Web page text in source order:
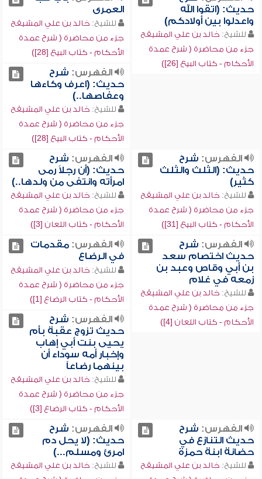
حديث: (اتقوا الله
واعدلوا بين أولادكم)
للشيخ: خالد بن علي المشيقح
جزء من محاضرة ( شرح عمدة
الأحكام - كتاب البيع [26])
العمرى
للشيخ: خالد بن علي المشيقح
جزء من محاضرة ( شرح عمدة
الأحكام - كتاب البيع [28])
الفهرس: شرح
حديث: (اعرف وكاءها
وعفاصها..)
للشيخ: خالد بن علي المشيقح
جزء من محاضرة ( شرح عمدة
الأحكام - كتاب البيع [28])
الفهرس: شرح
حديث: (الثلث والثلث
كثير)
للشيخ: خالد بن علي المشيقح
جزء من محاضرة ( شرح عمدة
الأحكام - كتاب البيع [31])
الفهرس: شرح
حديث: (أن رجلاً رمى
امرأته وانتفى من ولدها..)
للشيخ: خالد بن علي المشيقح
جزء من محاضرة ( شرح عمدة
الأحكام - كتاب اللعان [3])
الفهرس: شرح
حديث اختصام سعد
بن أبي وقاص وعبد بن
زمعه في غلام
للشيخ: خالد بن علي المشيقح
جزء من محاضرة ( شرح عمدة
الأحكام - كتاب اللعان [4])
الفهرس:مقدمات
في الرضاع
للشيخ: خالد بن علي المشيقح
جزء من محاضرة ( شرح عمدة
الأحكام - كتاب الرضاع [1])
الفهرس: شرح
حديث تزوج عقبة بأم
يحيى بنت أبي إهاب
وإخبار أمه سوداء أن
بينهما رضاعاً
للشيخ: خالد بن علي المشيقح
جزء من محاضرة ( شرح عمدة
الأحكام - كتاب الرضاع [3])
الفهرس: شرح
حديث التنازع في
حضانة ابنة حمزة
للشيخ: خالد بن علي المشيقح
الفهرس: شرح
حديث: (لا يحل دم
امرئ ومسلم...)
للشيخ: خالد بن علي المشيقح